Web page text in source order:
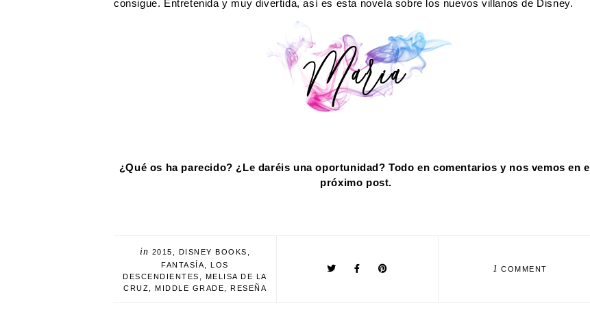
consigue. Entretenida y muy divertida, así es esta novela sobre los nuevos villanos de Disney.
¿Qué os ha parecido? ¿Le daréis una oportunidad? Todo en comentarios y nos vemos en el
próximo post.
in 2015 DISNEY BOOKS
FANTASÍA
LOS
DESCENDIENTES
MELISA DE LA
CRUZ
MIDDLE GRADE RESEÑA
1 COMMENT